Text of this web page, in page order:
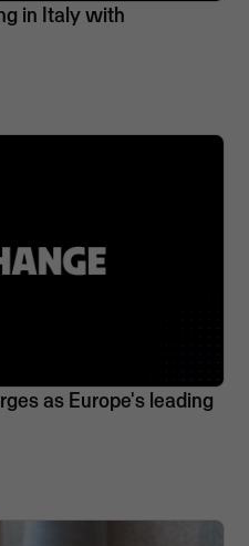
in Italy with
as Europe's leading